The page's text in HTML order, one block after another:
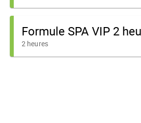
Formule SPA VIP 2
2 heures